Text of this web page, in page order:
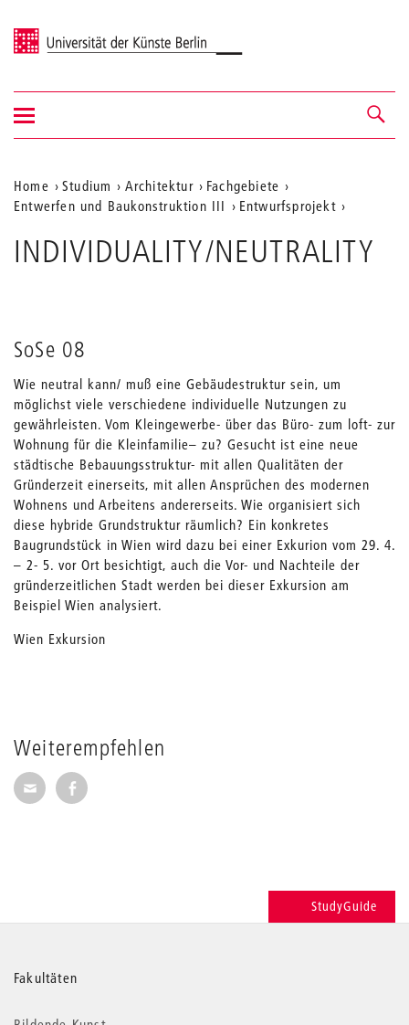
Universität der Künste Berlin
Navigation &
Suche
Navigation
ein-/ausblenden
Aktuelle
Position
auf
Home Studium Architektur
Fachgebiete
Entwerfen und Baukonstruktion III
Entwurfsprojekt
INDIVIDUALITY/NEUTRALITY
Weiterempfehlen
Seite per E-Mail weiterempfehlen
Seite auf Facebook weiterempfehlen
SoSe 08
Wie neutral kann/ muß eine Gebäudestruktur sein, um
möglichst viele verschiedene individuelle Nutzungen zu
gewährleisten. Vom Kleingewerbe- über das Büro- zum loft- zur
Wohnung für die Kleinfamilie– zu? Gesucht ist eine neue
städtische Bebauungsstruktur- mit allen Qualitäten der
Gründerzeit einerseits, mit allen Ansprüchen des modernen
Wohnens und Arbeitens andererseits. Wie organisiert sich
diese hybride Grundstruktur räumlich? Ein konkretes
Baugrundstück in Wien wird dazu bei einer Exkurion vom 29. 4.
– 2- 5. vor Ort besichtigt, auch die Vor- und Nachteile der
gründerzeitlichen Stadt werden bei dieser Exkursion am
Beispiel Wien analysiert.
Wien Exkursion
StudyGuide
Weitere
Fakultäten